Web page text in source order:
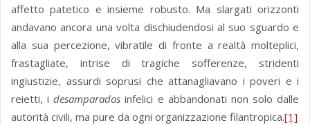
affetto patetico e insieme robusto. Ma slargati orizzonti
andavano ancora una volta dischiudendosi al suo sguardo e
alla sua percezione, vibratile di fronte a realtà molteplici,
frastagliate, intrise di tragiche sofferenze, stridenti
ingiustizie, assurdi soprusi che attanagliavano i poveri e i
reietti, idesamparados infelici e abbandonati non solo dalle
autorità civili, ma pure da ogni organizzazione filantropica.[1]